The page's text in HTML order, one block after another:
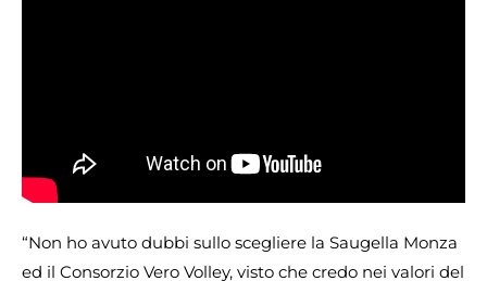
“Non ho avuto dubbi sullo scegliere la Saugella Monza
ed il Consorzio Vero Volley, visto che credo nei valori del